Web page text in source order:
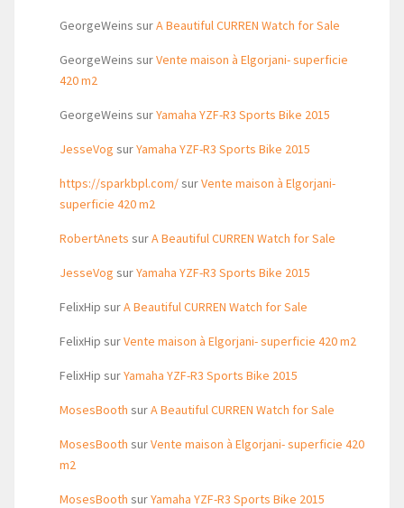
GeorgeWeins surA Beautiful CURREN Watch for Sale
GeorgeWeins surVente maison à Elgorjani- superficie
420 m2
GeorgeWeins surYamaha YZF-R3 Sports Bike 2015
JesseVog surYamaha YZF-R3 Sports Bike 2015
https://sparkbpl.com/surVente maison à Elgorjani-
superficie 420 m2
RobertAnets surA Beautiful CURREN Watch for Sale
JesseVog surYamaha YZF-R3 Sports Bike 2015
FelixHip surA Beautiful CURREN Watch for Sale
FelixHip surVente maison à Elgorjani- superficie 420 m2
FelixHip surYamaha YZF-R3 Sports Bike 2015
MosesBooth surA Beautiful CURREN Watch for Sale
MosesBooth surVente maison à Elgorjani- superficie 420
m2
MosesBooth surYamaha YZF-R3 Sports Bike 2015